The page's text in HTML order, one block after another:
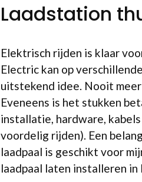
Laadstation
Elektrisch rijden is klaar
Electric kan op
uitstekend idee. Nooit
Eveneens is het stukken
installatie, hardware,
voordelig rijden). Een
laadpaal is geschikt voor
laadpaal laten installeren